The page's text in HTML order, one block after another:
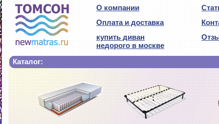
О компании
Оплата и доставка
купить диван
недорого в москве
Каталог: